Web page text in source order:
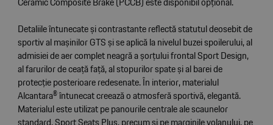
Detaliile întunecate și contrastante reflectă statutul deosebit de
sportiv al mașinilor GTS şi se aplică la nivelul buzei spoilerului, al
admisiei de aer complet neagră a șorțului frontal Sport Design,
al farurilor de ceață față, al stopurilor spate și al barei de
protecție posterioare redesenate. În interior, materialul
Alcantara® întunecat creează o atmosferă sportivă, elegantă.
Materialul este utilizat pe panourile centrale ale scaunelor